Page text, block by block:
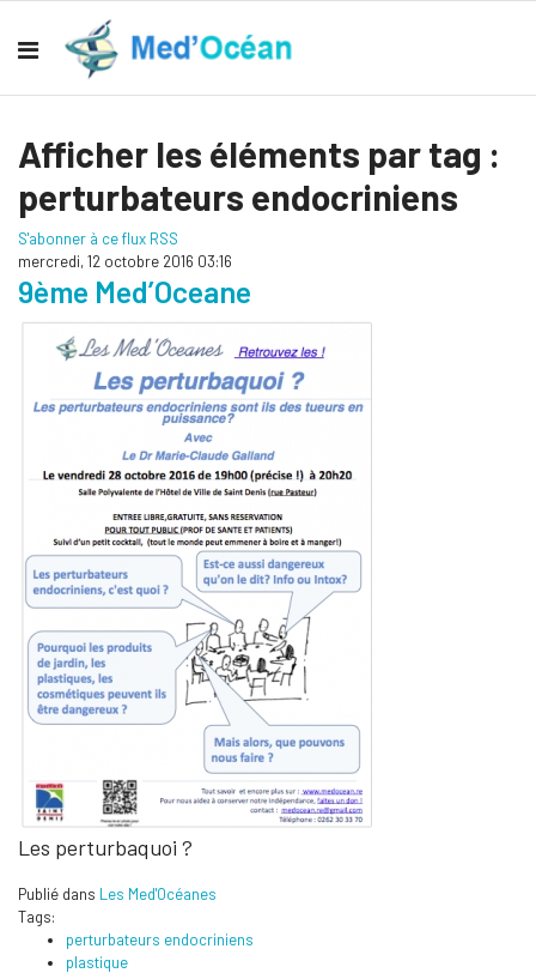
Afficher les éléments par tag :
perturbateurs endocriniens
S'abonner à ce flux RSS
mercredi, 12 octobre 2016 03:16
9ème Med’Oceane
Les perturbaquoi ?
Publié dans Les Med'Océanes
Tags:
perturbateurs endocriniens
plastique